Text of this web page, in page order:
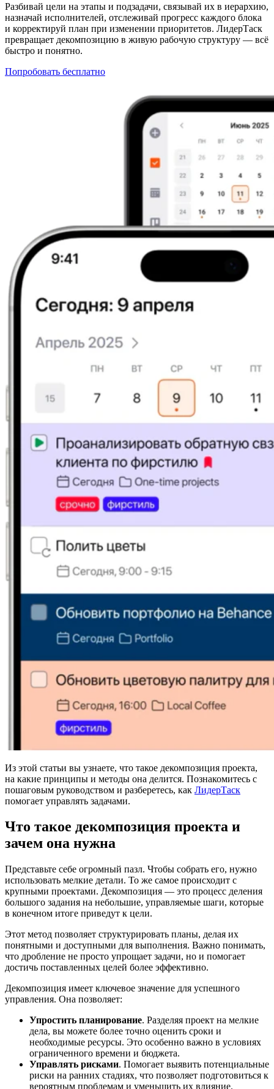
Разбивай цели на этапы и подзадачи, связывай их в иерархию,
назначай исполнителей, отслеживай прогресс каждого блока
и корректируй план при изменении приоритетов. ЛидерТаск
превращает декомпозицию в живую рабочую структуру — всё
быстро и понятно.
Попробовать бесплатно
Из этой статьи вы узнаете, что такое декомпозиция проекта,
на какие принципы и методы она делится. Познакомитесь с
пошаговым руководством и разберетесь, как ЛидерТаск
помогает управлять задачами.
Что такое декомпозиция проекта и
зачем она нужна
Представьте себе огромный пазл. Чтобы собрать его, нужно
использовать мелкие детали. То же самое происходит с
крупными проектами. Декомпозиция — это процесс деления
большого задания на небольшие, управляемые шаги, которые
в конечном итоге приведут к цели.
Этот метод позволяет структурировать планы, делая их
понятными и доступными для выполнения. Важно понимать,
что дробление не просто упрощает задачи, но и помогает
достичь поставленных целей более эффективно.
Декомпозиция имеет ключевое значение для успешного
управления. Она позволяет:
Упростить планирование. Разделяя проект на мелкие
дела, вы можете более точно оценить сроки и
необходимые ресурсы. Это особенно важно в условиях
ограниченного времени и бюджета.
Управлять рисками. Помогает выявить потенциальные
риски на ранних стадиях, что позволяет подготовиться к
вероятным проблемам и уменьшить их влияние.